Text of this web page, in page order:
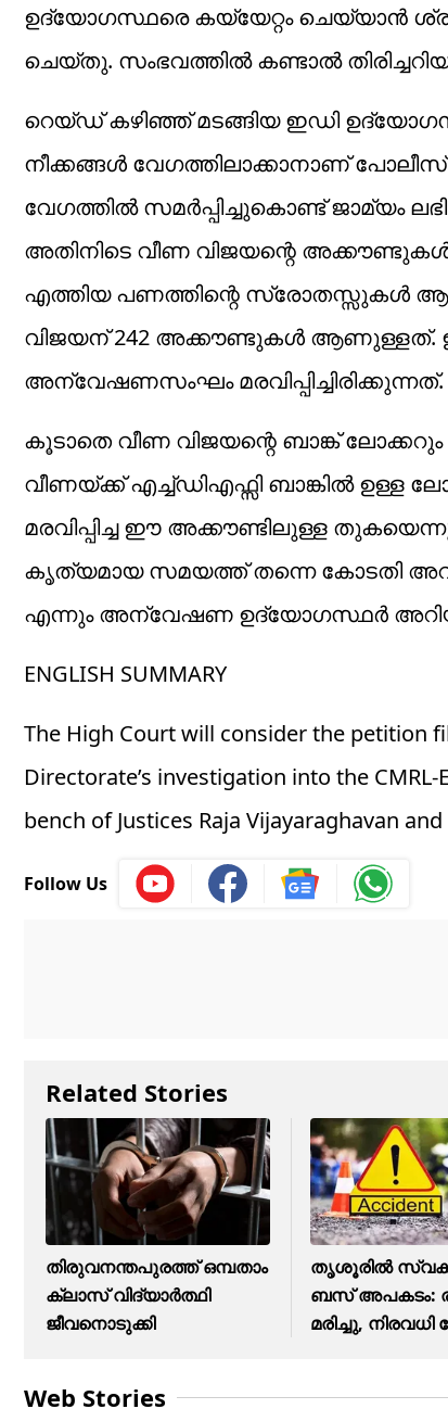
ഉദ്യോഗസ്ഥരെ കയ്യേറ്റം ചെയ്യാൻ
ചെയ്തു. സംഭവത്തിൽ കണ്ടാൽ
റെയ്ഡ് കഴിഞ്ഞ് മടങ്ങിയ ഇഡി
നീക്കങ്ങൾ വേഗത്തിലാക്കാനാണ്
വേഗത്തിൽ സമർപ്പിച്ചുകൊണ്ട് ജാമ്യം
അതിനിടെ വീണ വിജയന്റെ അക്കൗണ്ടുകൾ
എത്തിയ പണത്തിന്റെ സ്രോതസ്സുകൾ
വിജയന് 242 അക്കൗണ്ടുകൾ ആണുള്ളത്.
അന്വേഷണസംഘം മരവിപ്പിച്ചിരിക്കുന്നത്.
കൂടാതെ വീണ വിജയന്റെ ബാങ്ക്
വീണയ്ക്ക് എച്ച്ഡിഎഫ്സി ബാങ്കിൽ ഉള്ള
മരവിപ്പിച്ച ഈ അക്കൗണ്ടിലുള്ള
‌കൃത്യമായ സമയത്ത് തന്നെ കോടതി
എന്നും അന്വേഷണ ഉദ്യോഗസ്ഥർ
ENGLISH SUMMARY
The High Court will consider the petition
Directorate’s investigation into the
bench of Justices Raja Vijayaraghavan and
Follow Us
Related Stories
തിരുവനന്തപുരത്ത് ഒമ്പതാം
ക്ലാസ് വിദ്യാർത്ഥി
ജീവനൊടുക്കി
തൃശൂരിൽ
ബസ് അപകടം:
മരിച്ചു, നിരവധി
Web Stories